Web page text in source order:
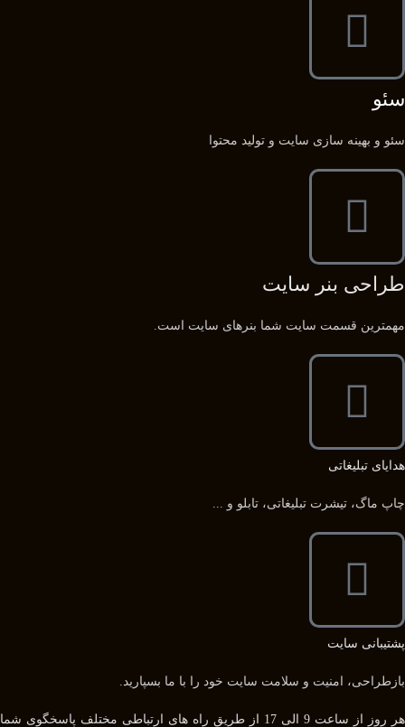
سئو
سئو و بهینه سازی سایت و تولید محتوا
طراحی بنر سایت
مهمترین قسمت سایت شما بنرهای سایت است.
هدایای تبلیغاتی
چاپ ماگ، تیشرت تبلیغاتی، تابلو و ...
پشتیبانی سایت
بازطراحی، امنیت و سلامت سایت خود را با ما بسپارید.
هر روز از ساعت 9 الی 17 از طریق راه های ارتباطی مختلف پاسخگوی شما